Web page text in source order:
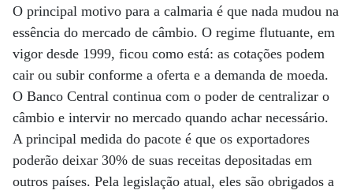
O principal motivo para a calmaria é que nada mudou na
essência do mercado de câmbio. O regime flutuante, em
vigor desde 1999, ficou como está: as cotações podem
cair ou subir conforme a oferta e a demanda de moeda.
O Banco Central continua com o poder de centralizar o
câmbio e intervir no mercado quando achar necessário.
A principal medida do pacote é que os exportadores
poderão deixar 30% de suas receitas depositadas em
outros países. Pela legislação atual, eles são obrigados a